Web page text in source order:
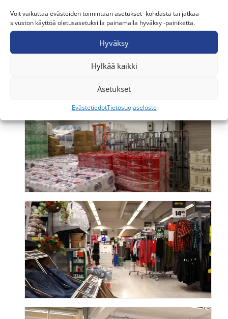
Voit vaikuttaa evästeiden toimintaan asetukset -kohdasta tai jatkaa
sivuston käyttöä oletusasetuksilla painamalla hyväksy -painiketta.
Hyväksy
Hylkää kaikki
Asetukset
EvästetiedotTietosuojaseloste